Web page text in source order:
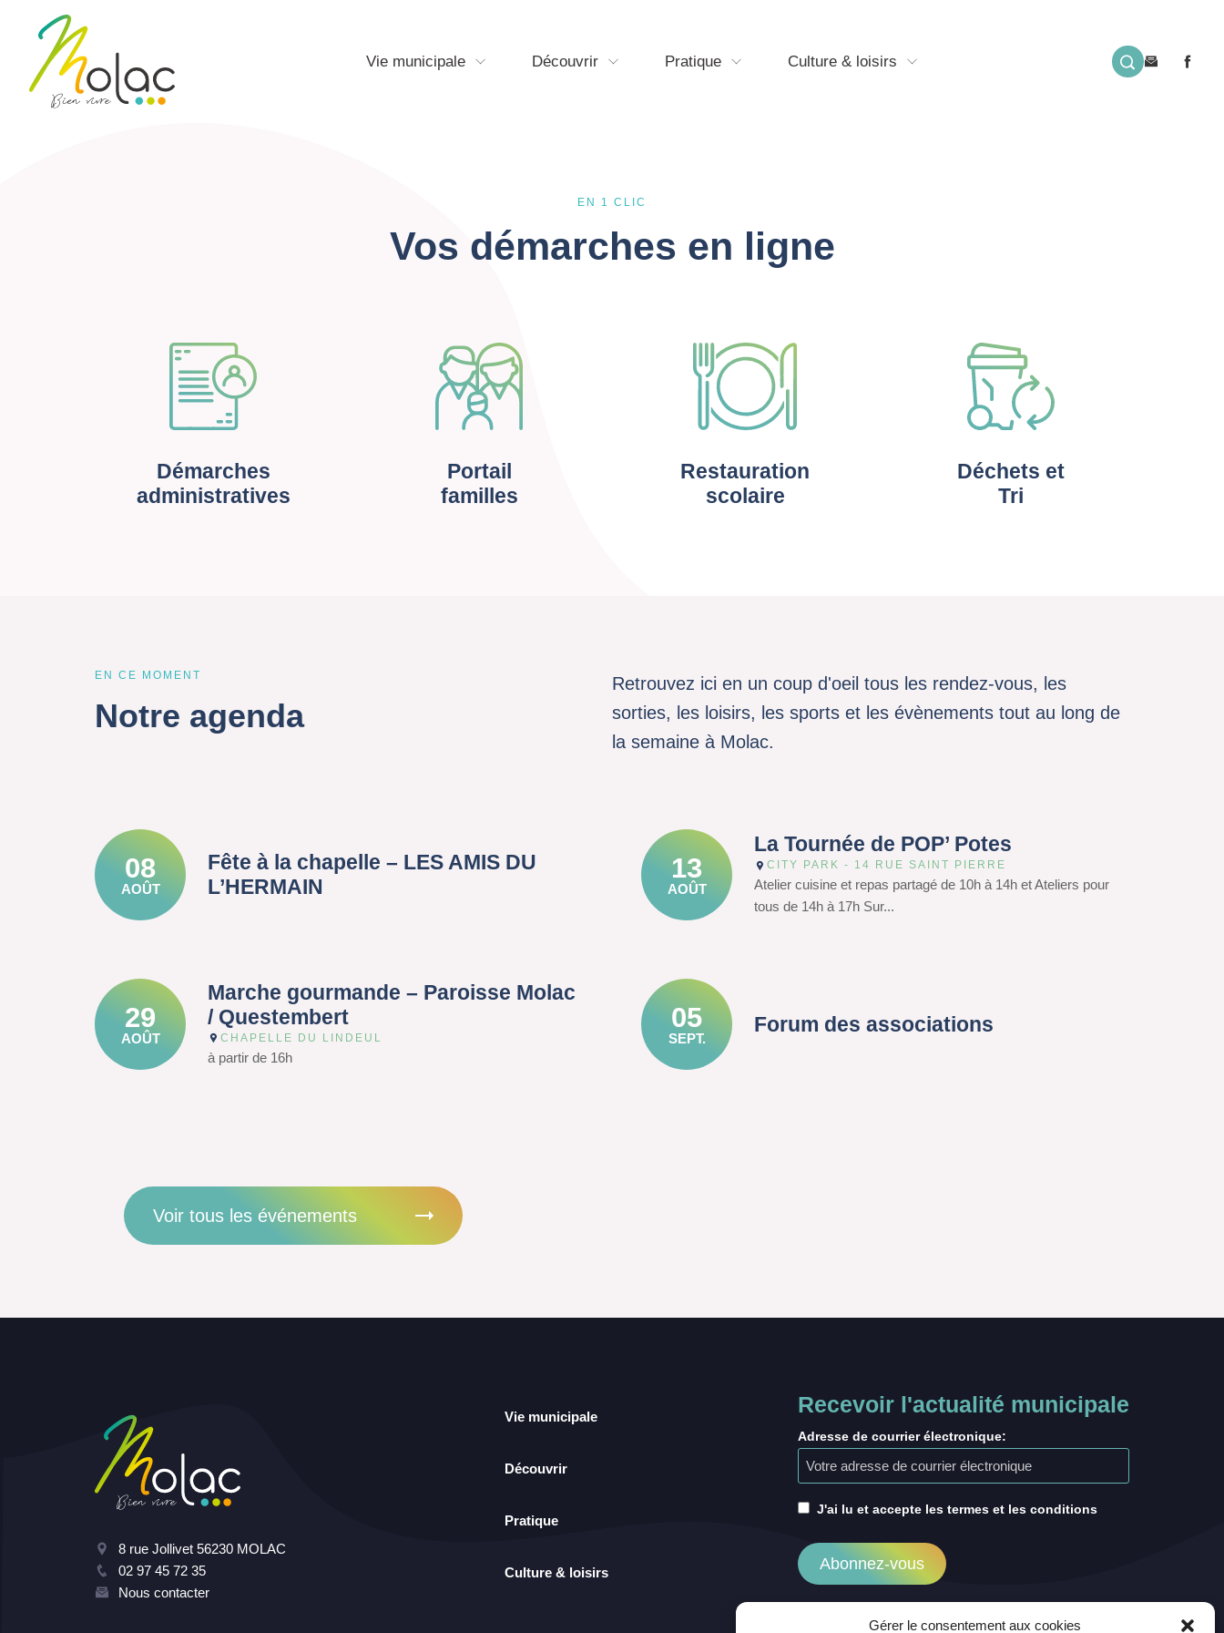
Gérer le consentement aux cookies
Vie municipale Découvrir Pratique Culture & loisirs
EN 1 CLIC
Vos démarches en ligne
Démarches
administratives
Portail
familles
Restauration
scolaire
Déchets et
Tri
EN CE MOMENT
Notre agenda
Retrouvez ici en un coup d'oeil tous les rendez-vous, les
sorties, les loisirs, les sports et les évènements tout au long de
la semaine à Molac.
08
AOÛT
Fête à la chapelle – LES AMIS DU
L’HERMAIN
13
AOÛT
La Tournée de POP’ Potes
CITY PARK - 14 RUE SAINT PIERRE
Atelier cuisine et repas partagé de 10h à 14h et Ateliers pour
tous de 14h à 17h Sur...
29
AOÛT
Marche gourmande – Paroisse Molac
/ Questembert
CHAPELLE DU LINDEUL
à partir de 16h
05
SEPT.
Forum des associations
Voir tous les événements
8 rue Jollivet 56230 MOLAC
02 97 45 72 35
Nous contacter
Vie municipale
Découvrir
Pratique
Culture & loisirs
Recevoir l'actualité municipale
Adresse de courrier électronique:
J'ai lu et accepte les termes et les conditions